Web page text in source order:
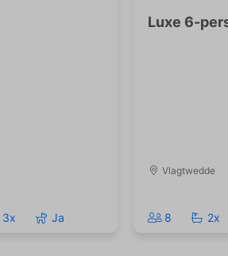
3x Ja
Luxe 6-
Vlagtwedde
8 2x